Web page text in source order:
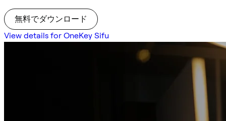
無料でダウンロード
View details for OneKey Sifu